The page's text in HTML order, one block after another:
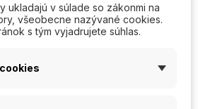
Skladom
ukladajú v súlade so zákonmi na
všeobecne nazývané cookies.
s tým vyjadrujete súhlas.